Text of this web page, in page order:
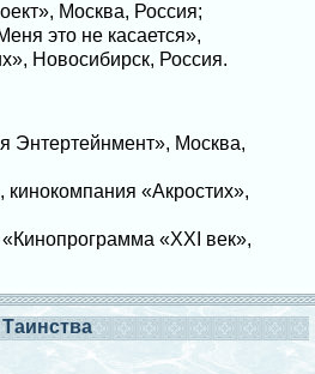
Москва, Россия;
это не касается»,
Новосибирск, Россия.
Москва,
кинокомпания «Акростих»,
«XXI век»,
Таинства